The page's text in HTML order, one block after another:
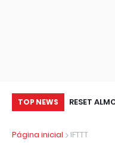
TOP NEWS
RESET
Página inicial IFTTT